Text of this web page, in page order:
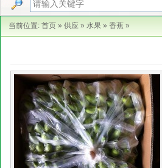
当前位置: 首页 » 供应 » 水果 » 香蕉 »